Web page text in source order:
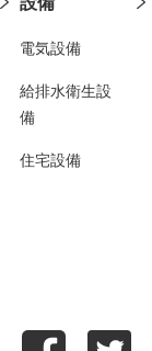
電気設備
給排水衛生設
備
住宅設備